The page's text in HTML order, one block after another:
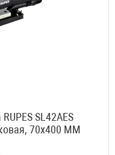
SL42AES
70x400 ММ